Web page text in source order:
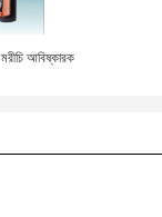
মরীচি আবিষ্কারক